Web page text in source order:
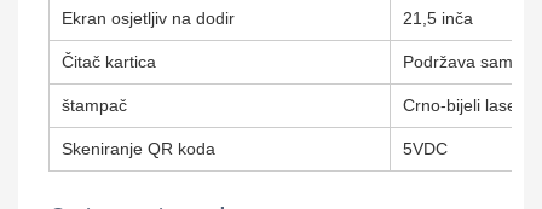
Ekran osjetljiv na dodir 21,5 inča
Čitač kartica Podržava samo
štampač Crno-bijeli
Skeniranje QR koda 5VDC